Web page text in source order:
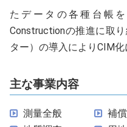
たデータの各種台帳
Constructionの推進に取
ター）の導入によりCIM化
主な事業内容
測量全般 補償